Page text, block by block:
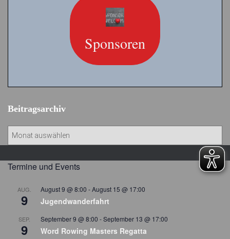
Sponsoren
Beitragsarchiv
t
Termine und Events
AUG.
9
August 9 @ 8:00 -August 15 @ 17:00
Jugendwanderfahrt
SEP.
9
September 9 @ 8:00 -September 13 @ 17:00
Word Rowing Masters Regatta